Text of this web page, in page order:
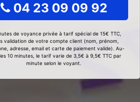
04 23 09 09 92
de voyance privée à tarif spécial de 15€ TTC,
validation de votre compte client (nom, prénom,
adresse, email et carte de paiement valide). Au-
10 minutes, le tarif varie de 3,5€ à 9,5€ TTC par
minute selon le voyant.